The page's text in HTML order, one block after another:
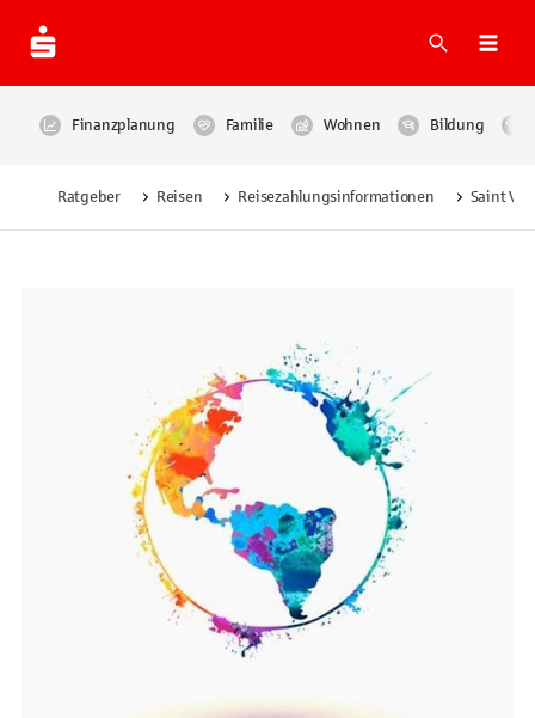
Suche
Finanzplanung Familie Wohnen Bildung
Ratgeber Reisen Reisezahlungsinformationen Saint